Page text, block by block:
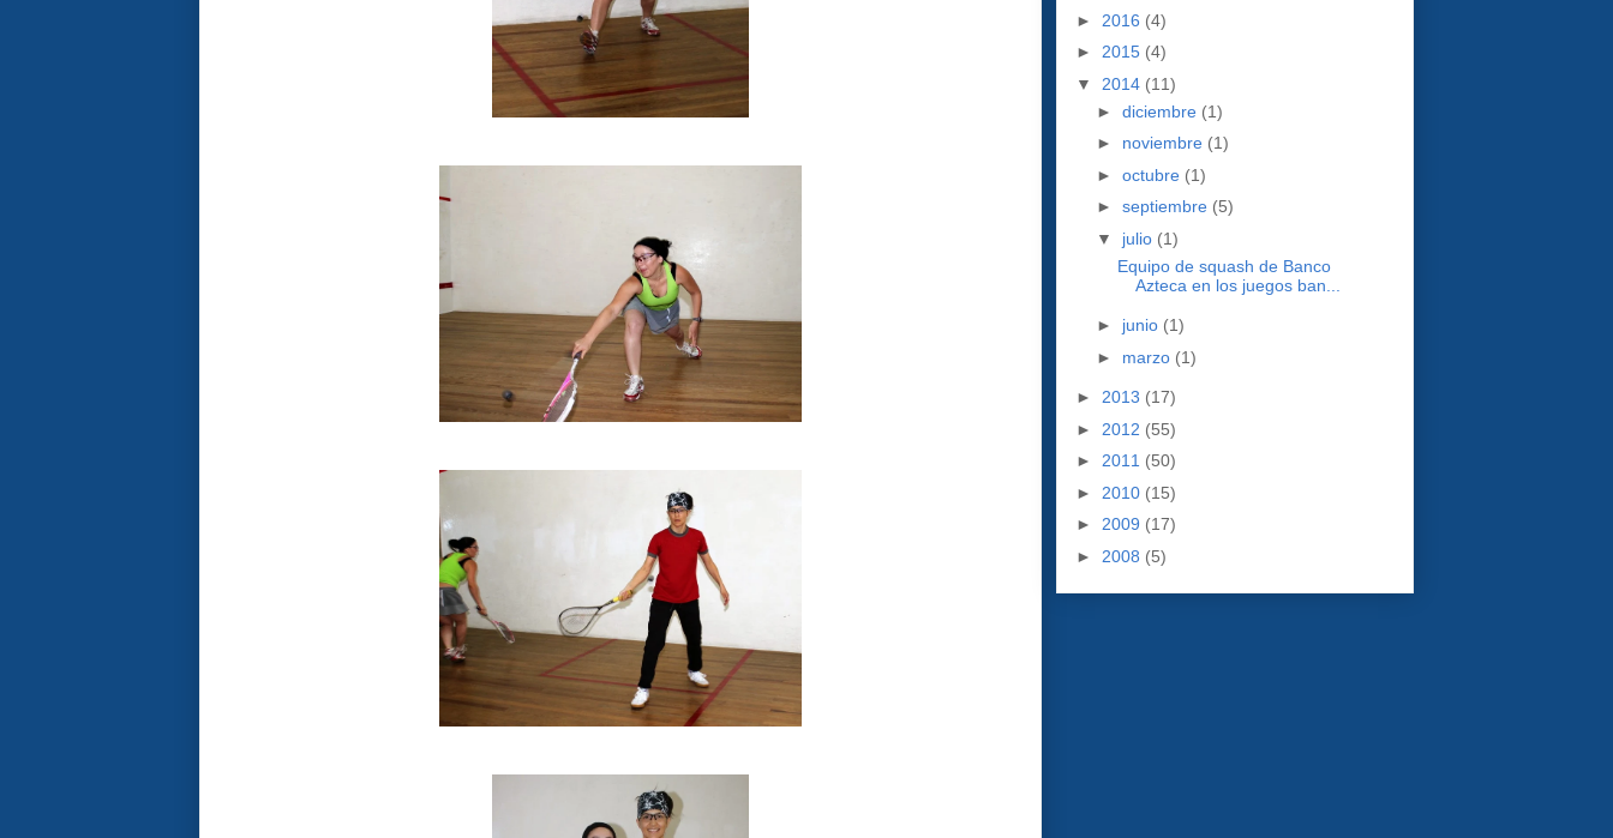
► 2016 (4)
► 2015 (4)
▼ 2014 (11)
► diciembre (1)
► noviembre (1)
► octubre (1)
► septiembre (5)
▼ julio (1)
Equipo de squash de Banco
Azteca en los juegos ban...
► junio (1)
► marzo (1)
► 2013 (17)
► 2012 (55)
► 2011 (50)
► 2010 (15)
► 2009 (17)
► 2008 (5)